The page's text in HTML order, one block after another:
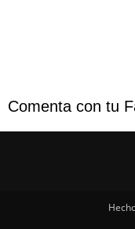
Comenta con tu